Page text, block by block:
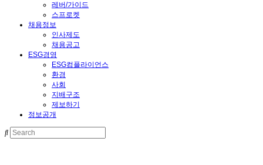
레버/가이드
스프로켓
채용정보
인사제도
채용공고
ESG경영
ESG컴플라이언스
환경
사회
지배구조
제보하기
정보공개